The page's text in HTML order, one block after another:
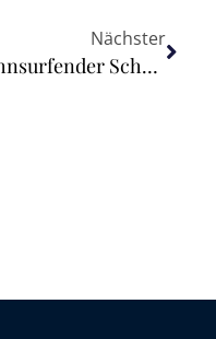
Nächster
Bahnsurfender Schüler unfallversichert